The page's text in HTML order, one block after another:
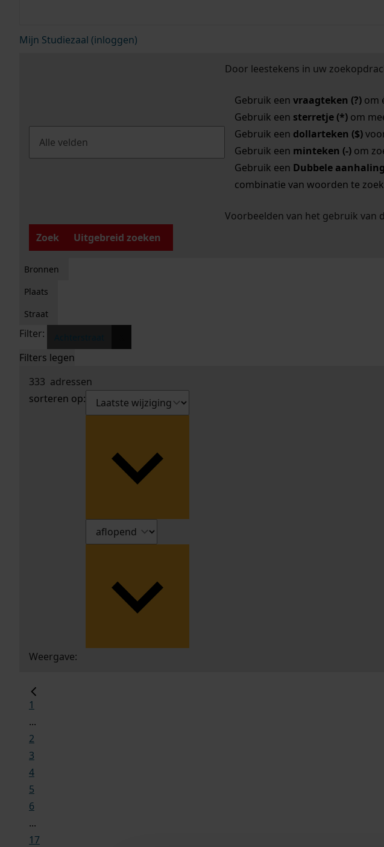
Mijn Studiezaal (inloggen)
Door leestekens in uw
Gebruik een vraagteken (?)om
Gebruik een sterretje (*)om
Gebruik een dollarteken ($)
Gebruik een minteken (-)om
Gebruik een Dubbele
combinatie van woorden te
Voorbeelden van het gebruik van
Zoek
Uitgebreid zoeken
Bronnen
Plaats
Straat
Filter:
Filters legen
333 adressen
sorteren op:
Weergave:
1
...
2
3
4
5
6
...
17